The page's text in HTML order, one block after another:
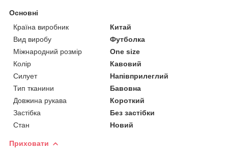
Основні
Країна виробник
Китай
Вид виробу
Футболка
Міжнародний розмір
One size
Колір
Кавовий
Силует
Напівприлеглий
Тип тканини
Бавовна
Довжина рукава
Короткий
Застібка
Без застібки
Стан
Новий
Приховати